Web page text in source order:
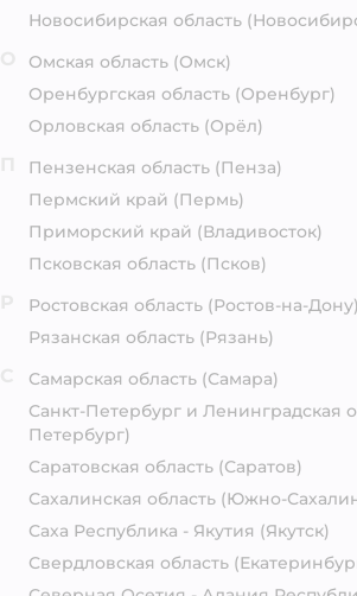
Новосибирская область
Омская область (Омск)
Оренбургская область (Оренбург)
Орловская область (Орёл)
Пензенская область (Пенза)
Пермский край (Пермь)
Приморский край (Владивосток)
Псковская область (Псков)
Ростовская область (Ростов-на-Дону)
Рязанская область (Рязань)
Самарская область (Самара)
Санкт-Петербург и Ленинградская
Петербург)
Саратовская область (Саратов)
Сахалинская область (Южно-
Саха Республика - Якутия (Якутск)
Свердловская область